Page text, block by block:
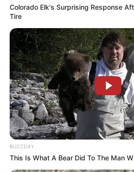
Bikin Ngakak, 10 Potret
Cosplay Murah Pakai Bahan
Seadanya
Anti Mainstream, 10 Cara
Membawa Barang Belanjaan
Versi Warga Thailand
Colorado Elk's Surprising Response
Tire
BUZZDAY
This Is What A Bear Did To The Man